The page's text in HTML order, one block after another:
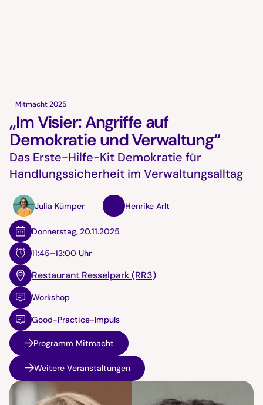
Mitmacht 2025
„Im Visier: Angriffe auf
Demokratie und Verwaltung“
Das Erste-Hilfe-Kit Demokratie für
Handlungssicherheit im Verwaltungsalltag
Julia Kümper Henrike Arlt
Donnerstag,20.11.2025
11:45–13:00 Uhr
Restaurant Resselpark (RR3)
Workshop
Good-Practice-Impuls
Programm Mitmacht
Weitere Veranstaltungen